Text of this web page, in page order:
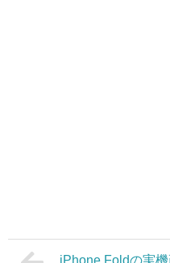
iPhone Foldの実